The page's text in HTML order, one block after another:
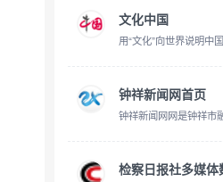
文化中国
用“文化”向世界说明中国
钟祥新闻网首页
检察日报社多媒体